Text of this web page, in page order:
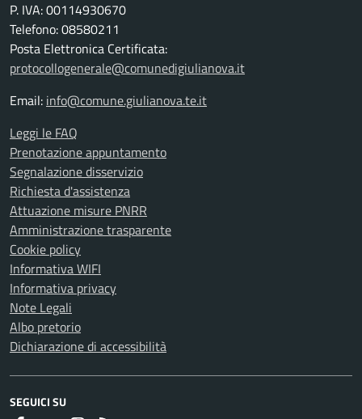
P. IVA: 00114930670
Telefono: 08580211
Posta Elettronica Certificata:
protocollogenerale@comunedigiulianova.it
Email: info@comune.giulianova.te.it
Leggi le FAQ
Prenotazione appuntamento
Segnalazione disservizio
Richiesta d'assistenza
Attuazione misure PNRR
Amministrazione trasparente
Cookie policy
Informativa WIFI
Informativa privacy
Note Legali
Albo pretorio
Dichiarazione di accessibilità
SEGUICI SU